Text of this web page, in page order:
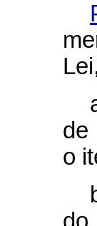
de
o